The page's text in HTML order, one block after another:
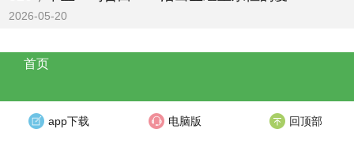
2026-05-20
首页
app下载 回顶部
电脑版